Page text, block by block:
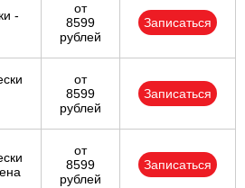
-
от
8599
рублей
Записаться
от
8599
рублей
Записаться
от
8599
рублей
Записаться